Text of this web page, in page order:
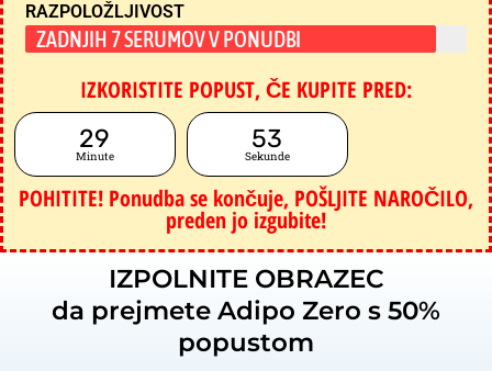
RAZPOLOŽLJIVOST
ZADNJIH 7 SERUMOV V PONUDBI
IZKORISTITE POPUST, ČE KUPITE PRED:
29
Minute
52
Sekunde
POHITITE! Ponudba se končuje, POŠLJITE NAROČILO,
preden jo izgubite!
IZPOLNITE OBRAZEC
da prejmete Adipo Zero s 50%
popustom